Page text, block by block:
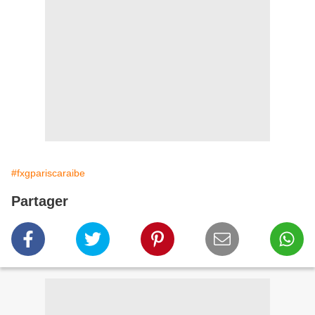
#fxgpariscaraibe
Partager